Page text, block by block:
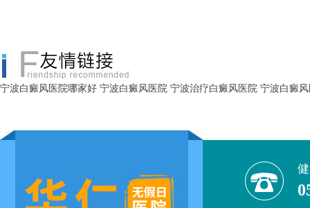
宁波白癜风医院哪家好 宁波白癜风医院 宁波治疗白癜风医院 宁波白癜